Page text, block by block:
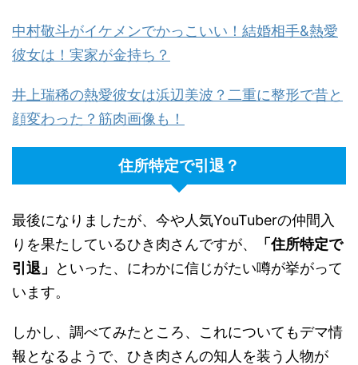
中村敬斗がイケメンでかっこいい！結婚相手&熱愛
彼女は！実家が金持ち？
井上瑞稀の熱愛彼女は浜辺美波？二重に整形で昔と
顔変わった？筋肉画像も！
住所特定で引退？
最後になりましたが、今や人気YouTuberの仲間入
りを果たしているひき肉さんですが、
「住所特定で
引退」
といった、にわかに信じがたい噂が挙がって
います。
しかし、調べてみたところ、これについてもデマ情
報となるようで、ひき肉さんの知人を装う人物が